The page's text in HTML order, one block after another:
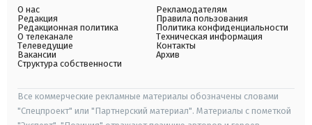
О нас
Редакция
Редакционная политика
О телеканале
Телеведущие
Вакансии
Структура собственности
Рекламодателям
Правила пользования
Политика конфиденциальности
Техническая информация
Контакты
Архив
Все коммерческие рекламные материалы обозначены словами
"Спецпроект" или "Партнерский материал". Материалы с пометкой